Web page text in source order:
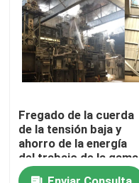
Hogar
Fregado de la cuerda
de la tensión baja y
ahorro de la energía
del trabajo de la gama
del blanqueo garantía